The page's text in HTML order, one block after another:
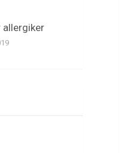
allergiker